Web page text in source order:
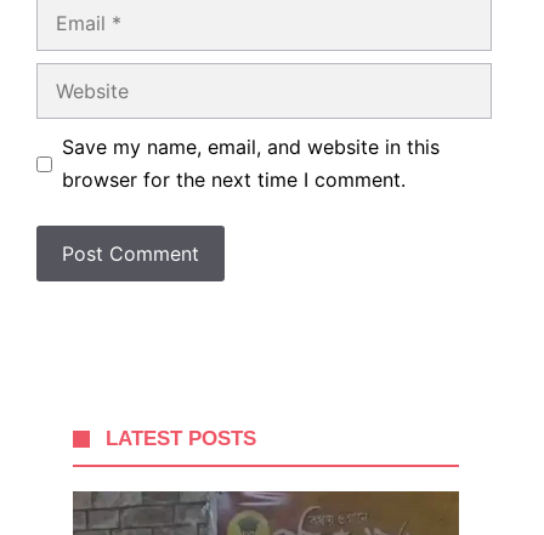
Email
Website
Save my name, email, and website in this
browser for the next time I comment.
LATEST POSTS